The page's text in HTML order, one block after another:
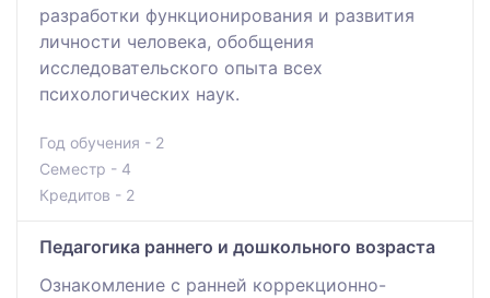
разработки функционирования и развития
личности человека, обобщения
исследовательского опыта всех
психологических наук.
Год обучения - 2
Семестр - 4
Кредитов - 2
Педагогика раннего и дошкольного возраста
Ознакомление с ранней коррекционно-